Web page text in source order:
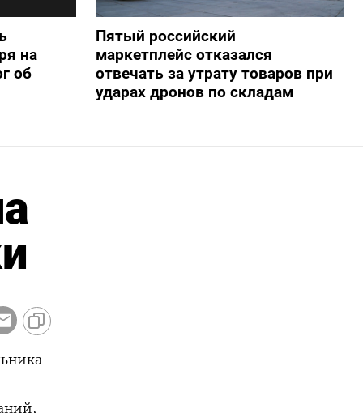
на
об
Пятый российский
маркетплейс отказался
отвечать за утрату товаров при
ударах дронов по складам